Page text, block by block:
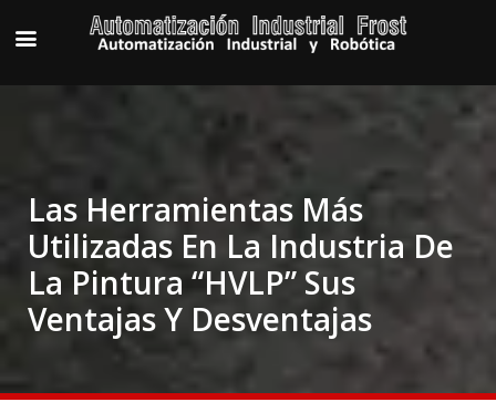
Las Herramientas Más
Utilizadas En La Industria De
La Pintura “HVLP” Sus
Ventajas Y Desventajas